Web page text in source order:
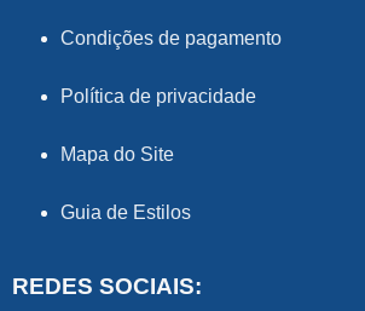
Condições de pagamento
Política de privacidade
Mapa do Site
Guia de Estilos
REDES SOCIAIS: